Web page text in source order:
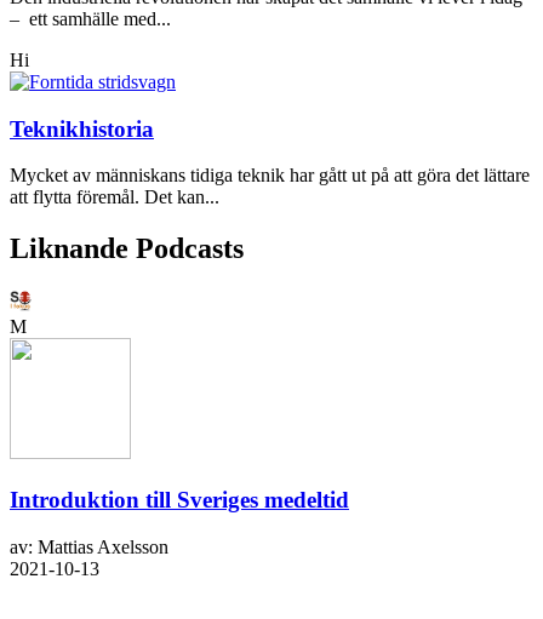
– ett samhälle med...
Hi
Teknikhistoria
Mycket av människans tidiga teknik har gått ut på att göra det lättare
att flytta föremål. Det kan...
Liknande Podcasts
M
Introduktion till Sveriges medeltid
av: Mattias Axelsson
2021-10-13